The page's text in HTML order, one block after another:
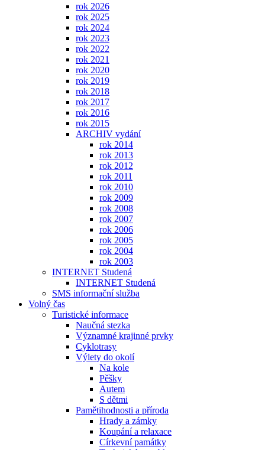
rok 2026
rok 2025
rok 2024
rok 2023
rok 2022
rok 2021
rok 2020
rok 2019
rok 2018
rok 2017
rok 2016
rok 2015
ARCHIV vydání
rok 2014
rok 2013
rok 2012
rok 2011
rok 2010
rok 2009
rok 2008
rok 2007
rok 2006
rok 2005
rok 2004
rok 2003
INTERNET Studená
INTERNET Studená
SMS informační služba
Volný čas
Turistické informace
Naučná stezka
Významné krajinné prvky
Cyklotrasy
Výlety do okolí
Na kole
Pěšky
Autem
S dětmi
Pamětihodnosti a příroda
Hrady a zámky
Koupání a relaxace
Církevní památky